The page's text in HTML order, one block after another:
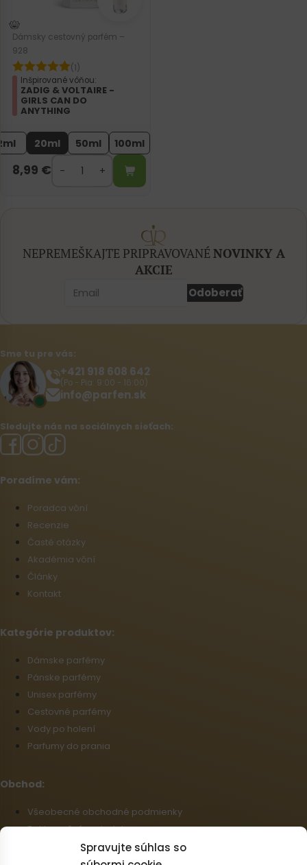
Spravujte súhlas so
Dámsky cestovný parfém –
928
(1)
Inšpirované vôňou:
ZADIG & VOLTAIRE -
GIRLS CAN DO
ANYTHING
20ml 50ml 100ml
8,99 €
NEPREMEŠKAJTE PRIPRAVOVANÉ NOVINKY A
AKCIE
Odoberať
Sme tu pre vás:
+421 918 608 642‬
(Po - Pia: 9:00 - 16:00)
info@parfen.sk
Sledujte nás na sociálnych sieťach:
Poradíme vám:
Poradca vôní
Recenzie
Časté otázky
Akadémia vôní
Články
Kontakt
Kategórie produktov:
Dámske parfémy
Pánske parfémy
Unisex parfémy
Cestovné parfémy
Vody po holení
Parfumy do prania
Obchod:
Všeobecné obchodné podmienky
Reklamačný poriadok
Informácie o doprave a platbe